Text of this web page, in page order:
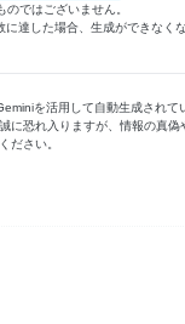
ではございません。
達した場合、生成ができなく
を活用して自動生成されて
恐れ入りますが、情報の真
ださい。